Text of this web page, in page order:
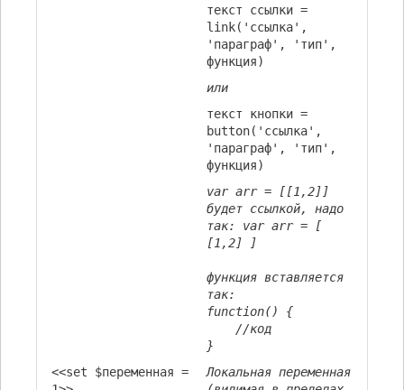
текст ссылки =
link('ссылка',
'параграф', 'тип',
функция)
или
текст кнопки =
button('ссылка',
'параграф', 'тип',
функция)
var arr = [[1,2]]
будет ссылкой, надо
так: var arr = [
[1,2] ]
функция вставляется
так:
function() {
//код
}
<<set $переменная =
Локальная переменная